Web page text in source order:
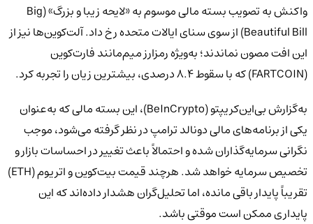
واکنش به تصویب بسته مالی موسوم به «لایحه زیبا و بزرگ» (Big
Beautiful Bill) از سوی سنای ایالات متحده رخ داد. آلت‌کوین‌ها نیز از
این افت مصون نماندند؛ به‌ویژه رمزارز میم‌مانند فارت‌کوین
به‌گزارش بی‌این‌کریپتو (BeInCrypto)، این بسته مالی که به‌عنوان
یکی از برنامه‌های مالی دونالد ترامپ در نظر گرفته می‌شود، موجب
نگرانی سرمایه‌گذاران شده و احتمالاً باعث تغییر در احساسات بازار و
تخصیص سرمایه خواهد شد. هرچند قیمت بیت‌کوین و اتریوم (ETH)
تقریباً پایدار باقی مانده، اما تحلیل‌گران هشدار داده‌اند که این
پایداری ممکن است موقتی باشد.